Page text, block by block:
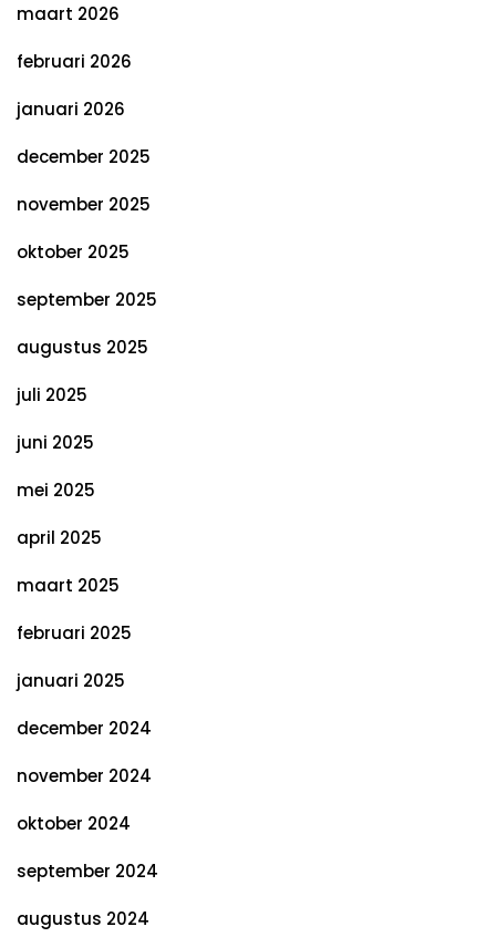
maart 2026
februari 2026
januari 2026
december 2025
november 2025
oktober 2025
september 2025
augustus 2025
juli 2025
juni 2025
mei 2025
april 2025
maart 2025
februari 2025
januari 2025
december 2024
november 2024
oktober 2024
september 2024
augustus 2024